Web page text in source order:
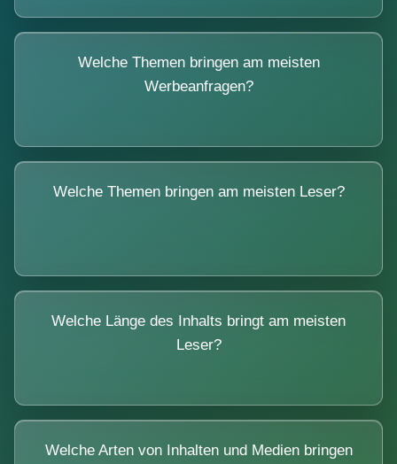
Welche Themen bringen am meisten
Werbeanfragen?
Welche Themen bringen am meisten Leser?
Welche Länge des Inhalts bringt am meisten
Leser?
Welche Arten von Inhalten und Medien bringen